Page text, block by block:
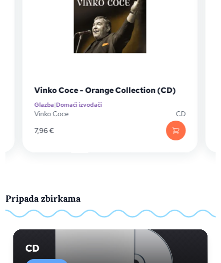
Vinko Coce - Orange Collection (CD)
Glazba|Domaći izvođači
Vinko Coce
CD
7,96€
Pripada zbirkama
CD